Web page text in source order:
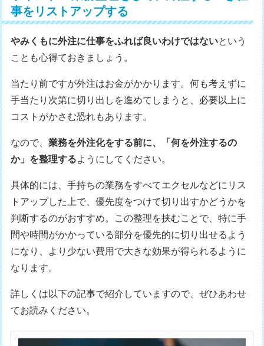
事をリストアップする
やみくもに外注に仕事をふれば良いわけではないという
ことも心得ておきましょう。
当たり前ですが外注はお金がかかります。何も考えずに
手当たり次第に切り出しを進めてしまうと、必要以上に
コストがかさむ恐れもあります。
なので、業務を外注化をする前に、「何を外注するの
か」を整理するようにしてください。
具体的には、手持ちの業務をすべてエクセルなどにリス
トアップした上で、優先度をつけて切り出すかどうかを
判断するのがおすすめ。この整理を挟むことで、特に手
間や時間がかかっている部分を優先的に切り出せるよう
になり、より少ない費用で大きな効果が得られるように
なります。
詳しくは以下の記事で紹介していますので、ぜひあわせ
てお読みください。